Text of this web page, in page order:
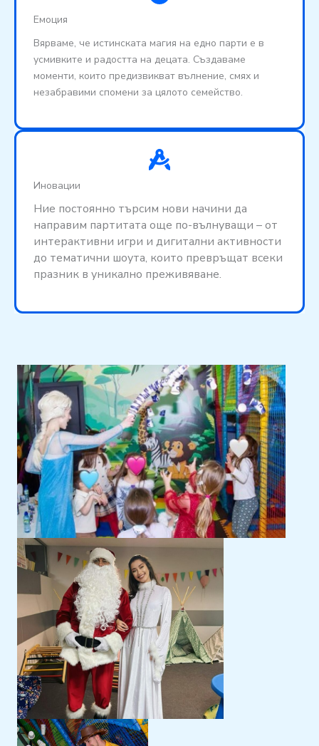
Емоция
Вярваме, че истинската магия на едно парти е в
усмивките и радостта на децата. Създаваме
моменти, които предизвикват вълнение, смях и
незабравими спомени за цялото семейство.
Иновации
Ние постоянно търсим нови начини да
направим партитата още по-вълнуващи – от
интерактивни игри и дигитални активности
до тематични шоута, които превръщат всеки
празник в уникално преживяване.